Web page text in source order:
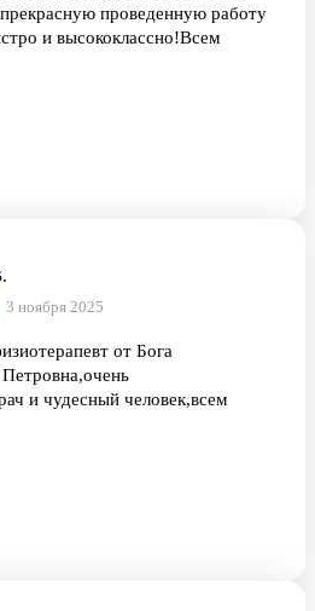
проведенную работу
и высококлассно!Всем
3 ноября 2025
от Бога
и чудесный человек,всем